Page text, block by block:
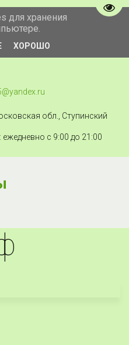
222 5
,Можайское ш., 41, к
обл., Ступинский
с 9:00 до 21:00
для хранения
ХОРОШО